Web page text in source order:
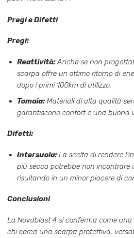
Pregi e Difetti
Pregi:
Reattività:Anche se non
scarpa offre un ottimo ritorno di
dopo i primi 100km di utilizzo.
Tomaia:Materiali di alta qualità
garantiscono confort e una buona
Difetti:
Intersuola:La scelta di rendere
più secca potrebbe non incontrare
risultando in un minor piacere di
Conclusioni
La Novablast 4 si conferma come
chi cerca una scarpa protettiva,